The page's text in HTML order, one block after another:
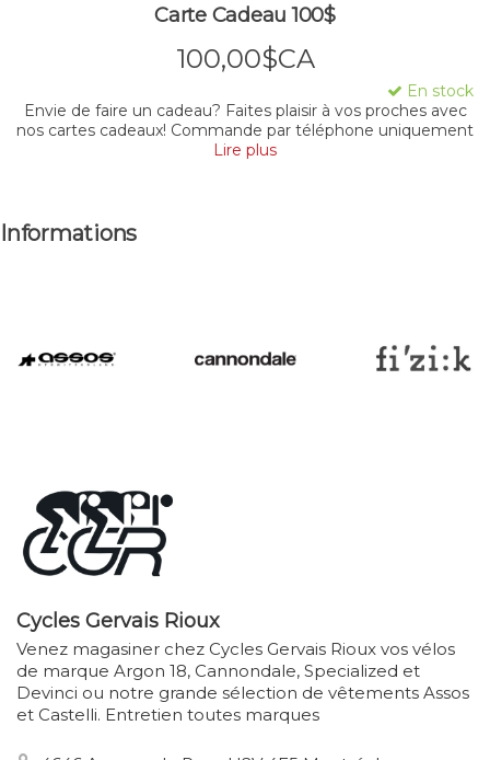
Carte Cadeau 100$
100,00$CA
En stock
Envie de faire un cadeau? Faites plaisir à vos proches avec
nos cartes cadeaux! Commande par téléphone uniquement
Lire plus
Informations
Cycles Gervais Rioux
Venez magasiner chez Cycles Gervais Rioux vos vélos
de marque Argon 18, Cannondale, Specialized et
Devinci ou notre grande sélection de vêtements Assos
et Castelli. Entretien toutes marques